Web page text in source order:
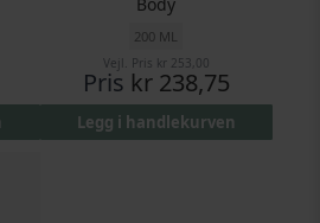
200 ML
Vejl. Pris kr 253,00
Pris kr 238,75
Legg i handlekurven